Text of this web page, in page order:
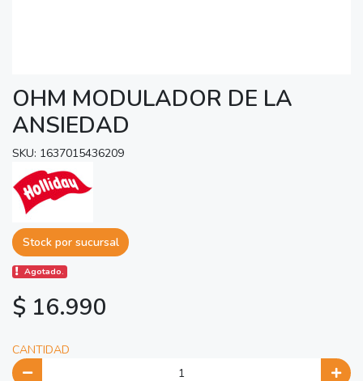
OHM MODULADOR DE LA
ANSIEDAD
SKU: 1637015436209
Stock por sucursal
Agotado.
$ 16.990
CANTIDAD